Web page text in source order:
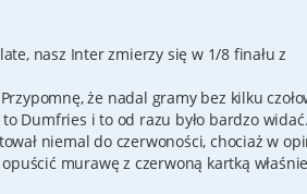
nasz Inter zmierzy się w 1/8 finału z
że nadal gramy bez kilku
Dumfries i to od razu było bardzo widać.
niemal do czerwoności, chociaż w
murawę z czerwoną kartką